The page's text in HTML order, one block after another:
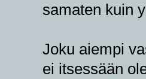
samaten kuin
Joku aiempi
ei itsessään